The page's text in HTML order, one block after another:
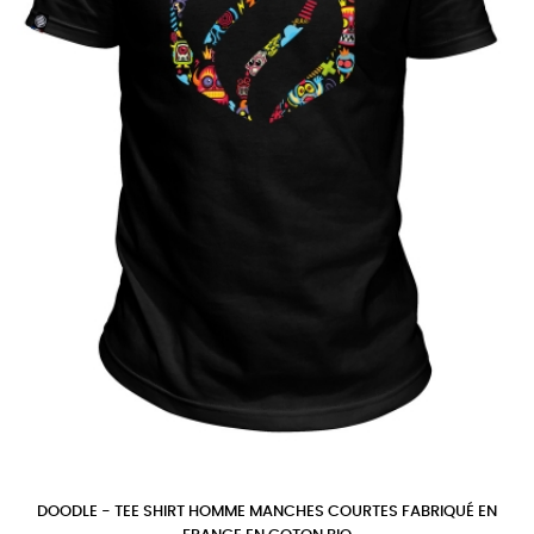
DOODLE - TEE SHIRT HOMME MANCHES COURTES FABRIQUÉ EN